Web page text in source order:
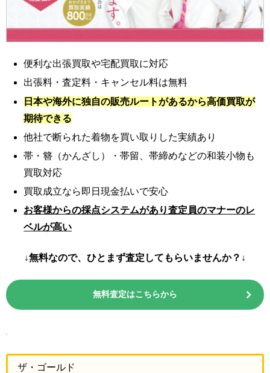
便利な出張買取や宅配買取に対応
出張料・査定料・キャンセル料は無料
日本や海外に独自の販売ルートがあるから高価買取が
期待できる
他社で断られた着物を買い取りした実績あり
帯・簪（かんざし）・帯留、帯締めなどの和装小物も
買取対応
買取成立なら即日現金払いで安心
お客様からの採点システムがあり査定員のマナーのレ
ベルが高い
↓無料なので、ひとまず査定してもらいませんか？↓
無料査定はこちらから
ザ・ゴールド